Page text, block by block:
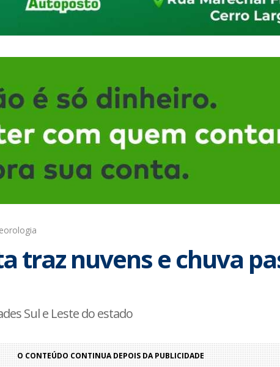
traz nuvens e chuva
Sul e Leste do estado
O CONTEÚDO CONTINUA DEPOIS DA PUBLICIDADE